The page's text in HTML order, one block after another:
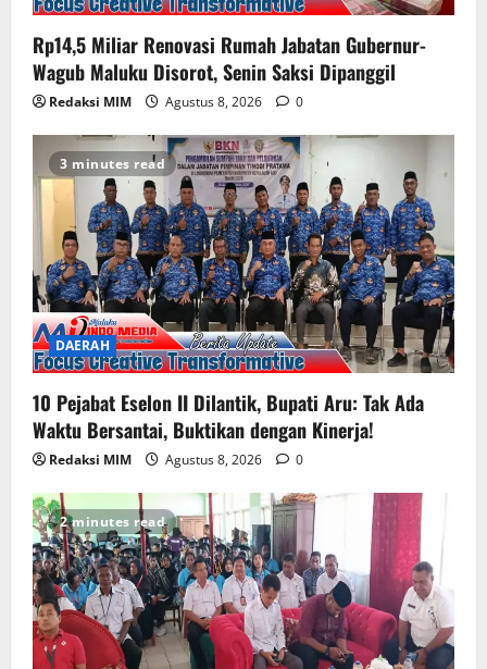
Rp14,5 Miliar Renovasi Rumah Jabatan Gubernur-
Wagub Maluku Disorot, Senin Saksi Dipanggil
Redaksi MIM Agustus 8, 2026 0
3 minutes read
DAERAH
10 Pejabat Eselon II Dilantik, Bupati Aru: Tak Ada
Waktu Bersantai, Buktikan dengan Kinerja!
Redaksi MIM Agustus 8, 2026 0
2 minutes read